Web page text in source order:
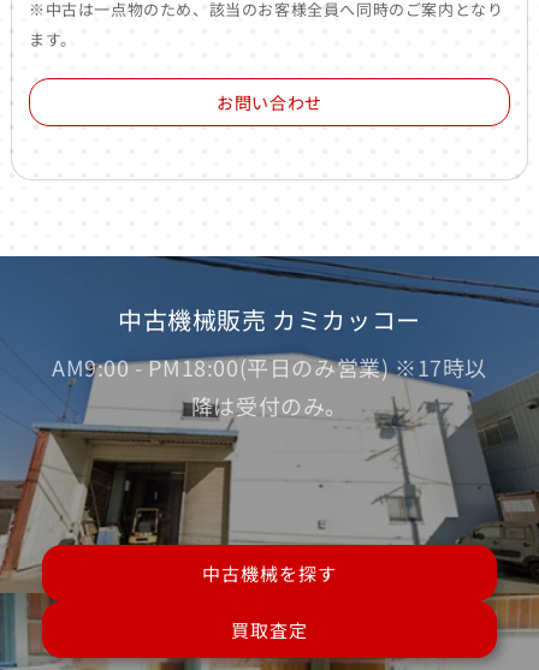
※中古は一点物のため、該当のお客様全員へ同時のご案内となり
ます。
お問い合わせ
中古機械販売 カミカッコー
AM9:00 - PM18:00(平日のみ営業) ※17時以
降は受付のみ。
中古機械を探す
買取査定